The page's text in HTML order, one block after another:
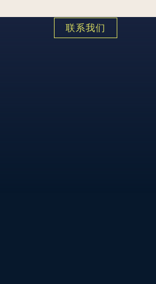
联系我们